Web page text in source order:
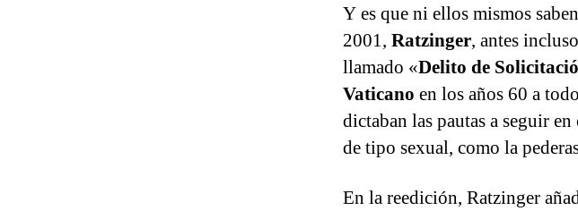
Y es que ni ellos mismos
2001, Ratzinger, antes
llamado «Delito de
Vaticano en los años 60 a
dictaban las pautas a seguir
de tipo sexual, como la
En la reedición, Ratzinger